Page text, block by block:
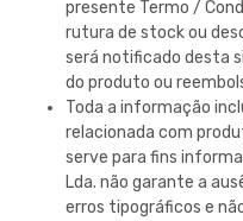
presente Termo /
rutura de stock ou
será notificado desta
do produto ou
Toda a informação
relacionada com
serve para fins
Lda. não garante a
erros tipográficos e